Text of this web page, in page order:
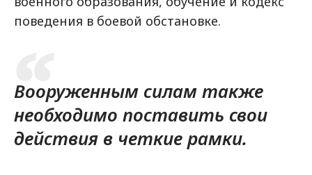
поведения в боевой обстановке.
Вооруженным силам также
необходимо поставить свои
действия в четкие рамки.